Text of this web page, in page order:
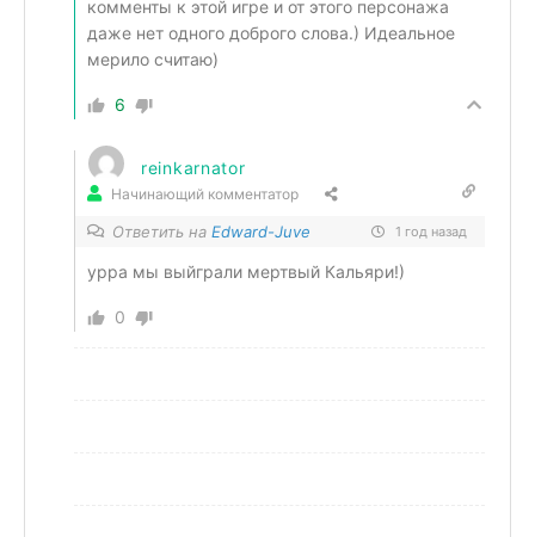
комменты к этой игре и от этого персонажа
даже нет одного доброго слова.) Идеальное
мерило считаю)
6
reinkarnator
Начинающий комментатор
Ответить на Edward-Juve 1 год назад
урра мы выйграли мертвый Кальяри!)
0